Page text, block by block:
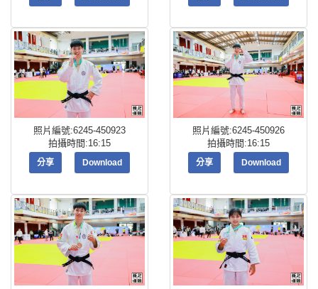
照片編號:6245-450923
拍攝時間:16:15
分享 Download
照片編號:6245-450926
拍攝時間:16:15
分享 Download